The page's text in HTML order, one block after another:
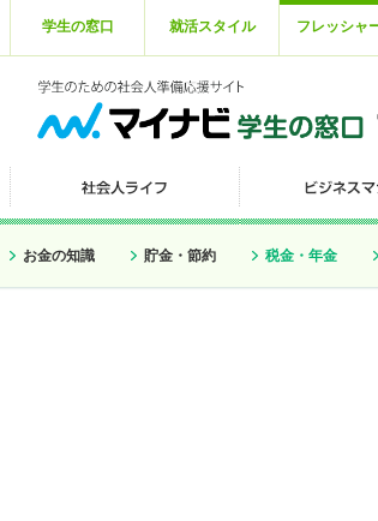
学生の窓口 就活スタイル フレッシャ
お金の知識 貯金・節約 税金・年金